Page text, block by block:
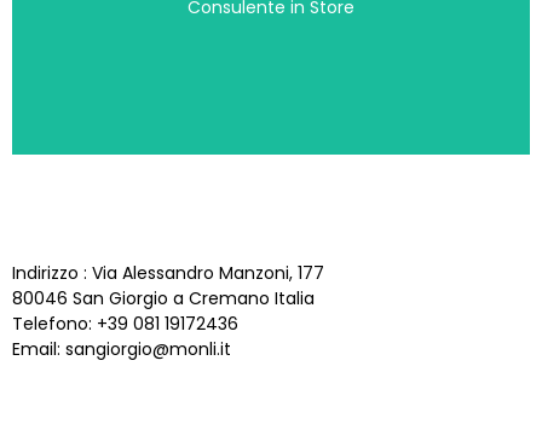
Consulente in Store
Indirizzo : Via Alessandro Manzoni, 177
80046 San Giorgio a Cremano Italia
Telefono: +39 081 19172436
Email: sangiorgio@monli.it